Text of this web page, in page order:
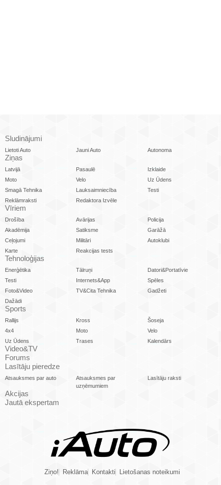
Sludinājumi
Lietoti Auto Jauni Auto Autonoma
Ziņas
Latvijā Pasaulē
Izklaide
Moto
Velo
Uz Ūdens
Smagā Tehnika
Lauksaimniecība
Testi
Reklāmraksti
Redaktora Izvēle
Vīriem
Drošība Avārijas
Policija
Akadēmija
Satiksme
Garāžā
Ceļojumi
Militāri
Autoklubi
Karte
Reakcijas tests
Tehnoloģijas
Enerģētika Tālruņi
Datori&Portatīvie
Testi
Internets&App
Spēles
Foto&Video
TV&Cita Tehnika
Gadžeti
Dažādi
Sports
Rallijs Kross
Šoseja
4x4
Moto
Velo
Uz Ūdens
Trases Kalendārs
Video&TV
Forums
Lasītāju pieredze
Atsauksmes par auto
Atsauksmes par
uzņēmumiem
Lasītāju raksti
Akcijas
Jautā ekspertam
Ziņo! Reklāma Kontakti Lietošanas noteikumi